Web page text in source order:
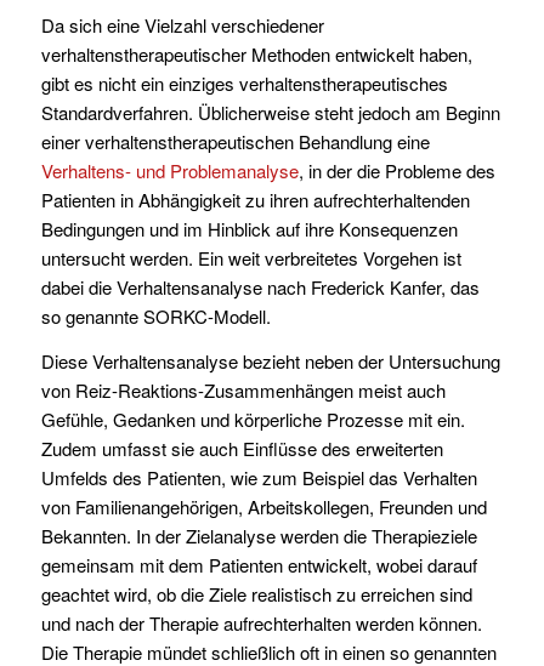
Da sich eine Vielzahl verschiedener
verhaltenstherapeutischer Methoden entwickelt haben,
gibt es nicht ein einziges verhaltenstherapeutisches
Standardverfahren. Üblicherweise steht jedoch am Beginn
einer verhaltenstherapeutischen Behandlung eine
Verhaltens- und Problemanalyse, in der die Probleme des
Patienten in Abhängigkeit zu ihren aufrechterhaltenden
Bedingungen und im Hinblick auf ihre Konsequenzen
untersucht werden. Ein weit verbreitetes Vorgehen ist
dabei die Verhaltensanalyse nach Frederick Kanfer, das
so genannte SORKC-Modell.
Diese Verhaltensanalyse bezieht neben der Untersuchung
von Reiz-Reaktions-Zusammenhängen meist auch
Gefühle, Gedanken und körperliche Prozesse mit ein.
Zudem umfasst sie auch Einflüsse des erweiterten
Umfelds des Patienten, wie zum Beispiel das Verhalten
von Familienangehörigen, Arbeitskollegen, Freunden und
Bekannten. In der Zielanalyse werden die Therapieziele
gemeinsam mit dem Patienten entwickelt, wobei darauf
geachtet wird, ob die Ziele realistisch zu erreichen sind
und nach der Therapie aufrechterhalten werden können.
Die Therapie mündet schließlich oft in einen so genannten